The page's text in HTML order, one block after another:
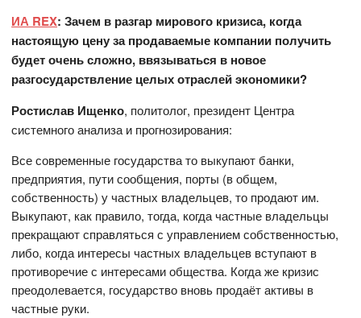
ИА REX: Зачем в разгар мирового кризиса, когда
настоящую цену за продаваемые компании получить
будет очень сложно, ввязываться в новое
разгосударствление целых отраслей экономики?
Ростислав Ищенко, политолог, президент Центра
системного анализа и прогнозирования:
Все современные государства то выкупают банки,
предприятия, пути сообщения, порты (в общем,
собственность) у частных владельцев, то продают им.
Выкупают, как правило, тогда, когда частные владельцы
прекращают справляться с управлением собственностью,
либо, когда интересы частных владельцев вступают в
противоречие с интересами общества. Когда же кризис
преодолевается, государство вновь продаёт активы в
частные руки.